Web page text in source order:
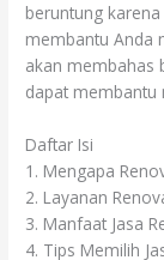
beruntung
membantu Anda
akan membahas
dapat membantu
Daftar Isi
1. Mengapa
2. Layanan
3. Manfaat Jasa
4. Tips Memilih